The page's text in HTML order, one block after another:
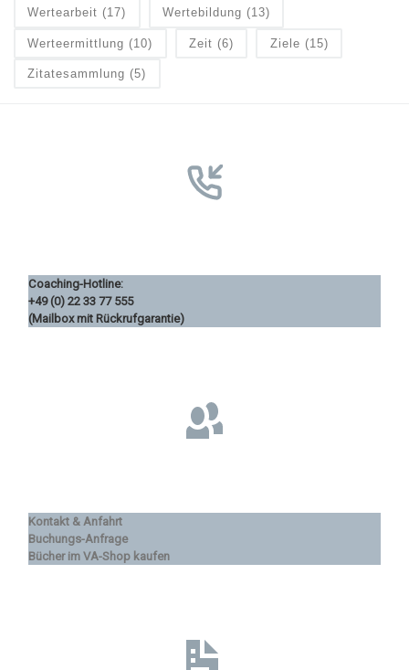
Wertearbeit (17) Wertebildung (13)
Werteermittlung (10) Zeit (6) Ziele (15)
Zitatesammlung (5)
Coaching-Hotline:
+49 (0) 22 33 77 555
(Mailbox mit Rückrufgarantie)
Kontakt & Anfahrt
Buchungs-Anfrage
Bücher im VA-Shop kaufen